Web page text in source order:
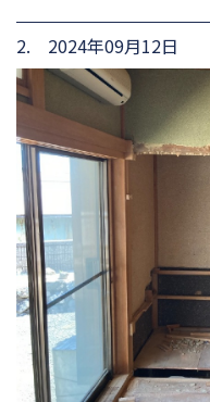
2. 2024年09月12日